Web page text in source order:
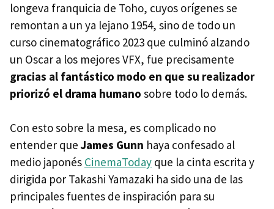
longeva franquicia de Toho, cuyos orígenes se
remontan a un ya lejano 1954, sino de todo un
curso cinematográfico 2023 que culminó alzando
un Oscar a los mejores VFX, fue precisamente
gracias al fantástico modo en que su realizador
priorizó el drama humano sobre todo lo demás.
Con esto sobre la mesa, es complicado no
entender que James Gunn haya confesado al
medio japonés CinemaToday que la cinta escrita y
dirigida por Takashi Yamazaki ha sido una de las
principales fuentes de inspiración para su